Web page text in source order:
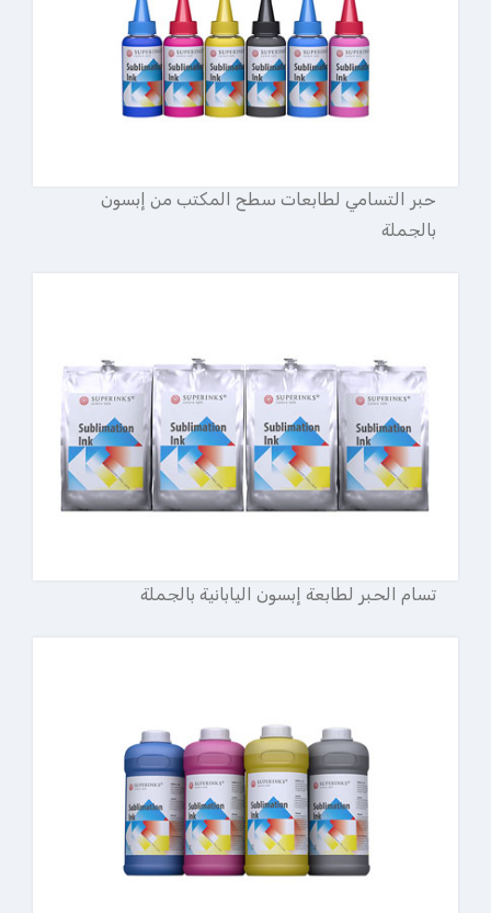
حبر التسامي لطابعات سطح المكتب من إبسون
بالجملة
تسام الحبر لطابعة إبسون اليابانية بالجملة